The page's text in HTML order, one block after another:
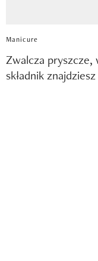
Manicure
Zwalcza pryszcze,
składnik